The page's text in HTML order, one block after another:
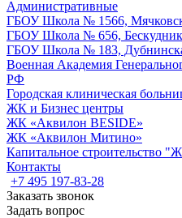
Административные
ГБОУ Школа № 1566,
ГБОУ Школа № 656,
ГБОУ Школа № 183,
Военная Академия
РФ
Городская клиническая
ЖК и Бизнес центры
ЖК «Аквилон BESIDE»
ЖК «Аквилон Митино»
Капитальное строительство
Контакты
+7 495 197-83-28
Заказать звонок
Задать вопрос